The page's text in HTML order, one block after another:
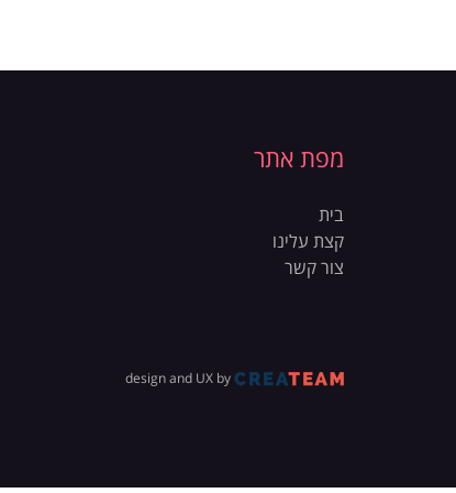
מפת אתר
בית
קצת עלינו
צור קשר
design and UX by